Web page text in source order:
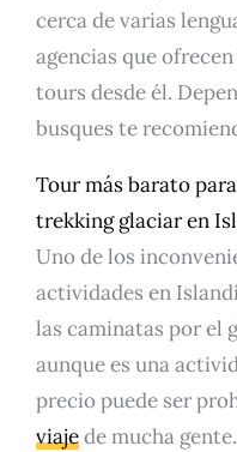
cerca de varias
agencias que
tours desde él.
busques te
Tour más barato
trekking glaciar en
Uno de los
actividades en
las caminatas por el
aunque es una
precio puede ser
viajede mucha gente.